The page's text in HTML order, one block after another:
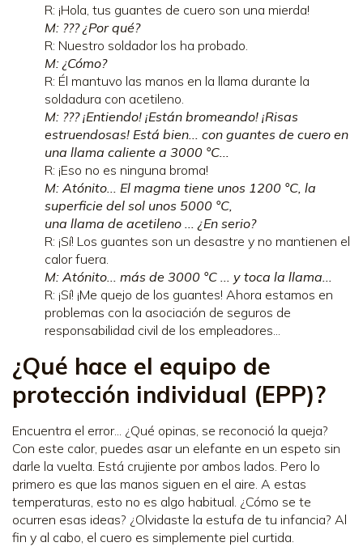
R: ¡Hola, tus guantes de cuero son una mierda!
M: ??? ¿Por qué?
R: Nuestro soldador los ha probado.
M: ¿Cómo?
R: Él mantuvo las manos en la llama durante la
soldadura con acetileno.
M: ??? ¡Entiendo! ¡Están bromeando! ¡Risas
estruendosas! Está bien... con guantes de cuero en
una llama caliente a 3000 °C...
R: ¡Eso no es ninguna broma!
M: Atónito... El magma tiene unos 1200 °C, la
superficie del sol unos 5000 °C,
una llama de acetileno ... ¿En serio?
R: ¡Sí! Los guantes son un desastre y no mantienen el
calor fuera.
M: Atónito... más de 3000 °C ... y toca la llama...
R: ¡Sí! ¡Me quejo de los guantes! Ahora estamos en
problemas con la asociación de seguros de
responsabilidad civil de los empleadores...
¿Qué hace el equipo de
protección individual (EPP)?
Encuentra el error... ¿Qué opinas, se reconoció la queja?
Con este calor, puedes asar un elefante en un espeto sin
darle la vuelta. Está crujiente por ambos lados. Pero lo
primero es que las manos siguen en el aire. A estas
temperaturas, esto no es algo habitual. ¿Cómo se te
ocurren esas ideas? ¿Olvidaste la estufa de tu infancia? Al
fin y al cabo, el cuero es simplemente piel curtida.